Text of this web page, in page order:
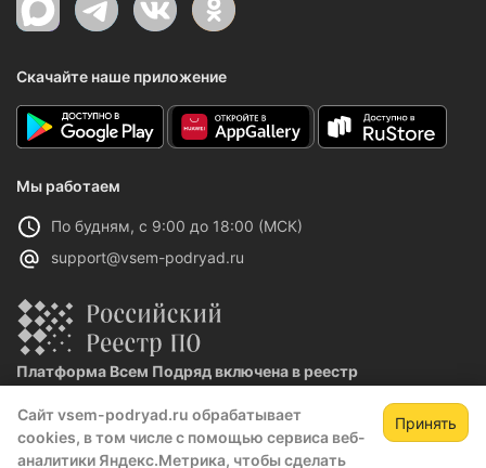
Сайт vsem-podryad.ru обрабатывает
cookies, в том числе с помощью сервиса веб-
аналитики Яндекс.Метрика, чтобы сделать
Принять
Скачайте наше приложение
Мы работаем
По будням, с 9:00 до 18:00 (МСК)
support@vsem-podryad.ru
Платформа Всем Подряд включена в реестр
Реестровая запись №32021 от 06.02.2026